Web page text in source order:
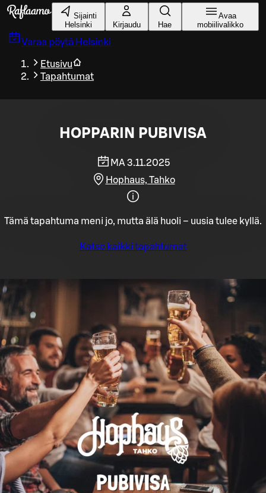
Siirry pääsisältöön
Sijainti
Helsinki
Kirjaudu Hae
Avaa
mobiilivalikko
Varaa pöytä Helsinki
Etusivu
Tapahtumat
HOPPARIN PUBIVISA
MA 3.11.2025
Hophaus, Tahko
Tämä tapahtuma meni jo, mutta älä huoli – uusia tulee kyllä.
Katso kaikki tapahtumat